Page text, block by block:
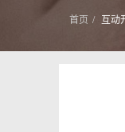
首页 互动